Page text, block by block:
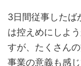
3日間従事したば
は控えめにしよ
すが、たくさん
事業の意義も感